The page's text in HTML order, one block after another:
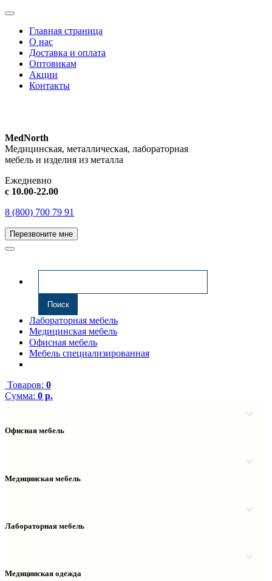
Главная страница
О нас
Доставка и оплата
Оптовикам
Акции
Контакты
MedNorth
Медицинская, металлическая, лабораторная
мебель и изделия из металла
Ежедневно
с 10.00-22.00
8 (800) 700 79 91
Перезвоните мне
Лабораторная мебель
Медицинская мебель
Офисная мебель
Мебель специализированная
Товаров: 0
Сумма: 0 р.
Офисная мебель
Надстройки
Столы рабочие
Шкафы колонки
Медицинская мебель
Шкафы колонки медицинские
Лабораторная мебель
Тумбы мойки лабораторные
Медицинская одежда